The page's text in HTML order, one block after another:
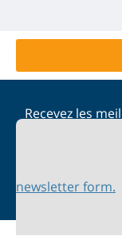
Recevez les
Please
newsletter form.